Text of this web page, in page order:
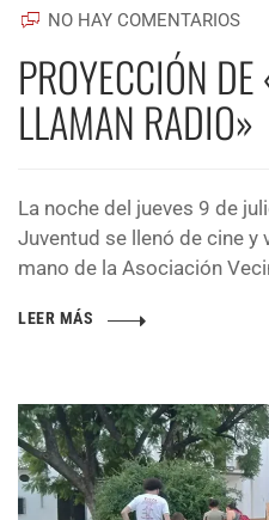
NO HAY COMENTARIOS
PROYECCIÓN DE
LLAMAN RADIO»
La noche del jueves 9 de
Juventud se llenó de cine y
mano de la Asociación
LEER MÁS